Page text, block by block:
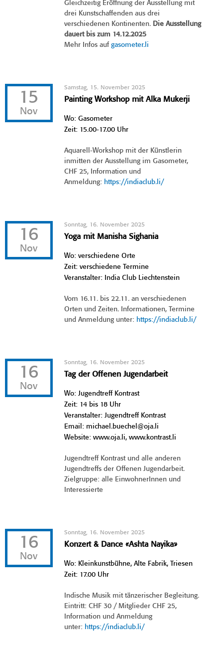
Gleichzeitig Eröffnung der Ausstellung mit
drei Kunstschaffenden aus drei
verschiedenen Kontinenten. Die Ausstellung
dauert bis zum 14.12.2025
Mehr Infos aufgasometer.li
15
Nov
Samstag, 15. November 2025
Painting Workshop mit Alka Mukerji
Wo: Gasometer
Zeit: 15.00-17.00 Uhr
Aquarell-Workshop mit der Künstlerin
inmitten der Ausstellung im Gasometer,
CHF 25, Information und
Anmeldung: https://indiaclub.li/
16
Nov
Sonntag, 16. November 2025
Yoga mit Manisha Sighania
Wo: verschiedene Orte
Zeit: verschiedene Termine
Veranstalter: India Club Liechtenstein
Vom 16.11. bis 22.11. an verschiedenen
Orten und Zeiten. Informationen, Termine
und Anmeldung unter: https://indiaclub.li/
16
Nov
Sonntag, 16. November 2025
Tag der Offenen Jugendarbeit
Wo: Jugendtreff Kontrast
Zeit: 14 bis 18 Uhr
Veranstalter: Jugendtreff Kontrast
Email: michael.buechel@oja.li
Website: www.oja.li, www.kontrast.li
Jugendtreff Kontrast und alle anderen
Jugendtreffs der Offenen Jugendarbeit.
Zielgruppe: alle EinwohnerInnen und
Interessierte
16
Nov
Sonntag, 16. November 2025
Konzert & Dance «Ashta Nayika»
Wo: Kleinkunstbühne, Alte Fabrik, Triesen
Zeit: 17.00 Uhr
Indische Musik mit tänzerischer Begleitung.
Eintritt: CHF 30 / Mitglieder CHF 25,
Information und Anmeldung
unter: https://indiaclub.li/